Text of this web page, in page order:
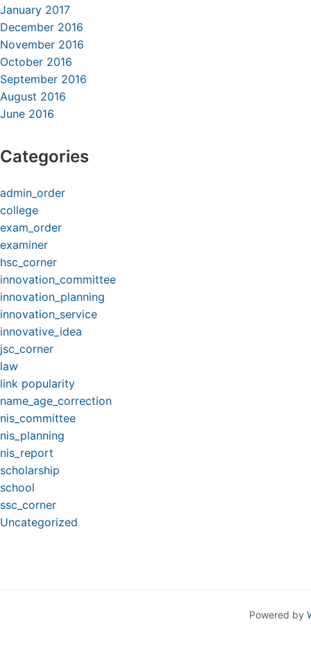
January 2017
December 2016
November 2016
October 2016
September 2016
August 2016
June 2016
Categories
admin_order
college
exam_order
examiner
hsc_corner
innovation_committee
innovation_planning
innovation_service
innovative_idea
jsc_corner
law
link popularity
name_age_correction
nis_committee
nis_planning
nis_report
scholarship
school
ssc_corner
Uncategorized
Powered by